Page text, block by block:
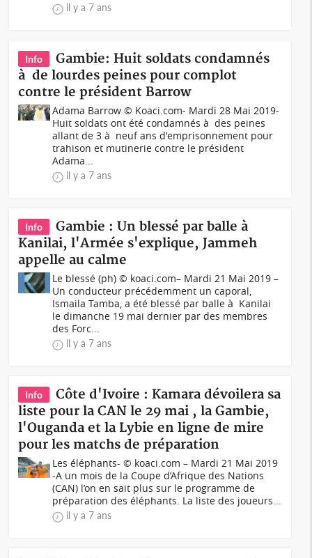
il y a 7 ans
Info
Gambie: Huit soldats condamnés
à de lourdes peines pour complot
contre le président Barrow
Adama Barrow © Koaci.com- Mardi 28 Mai 2019-
Huit soldats ont été condamnés à des peines
allant de 3 à neuf ans d'emprisonnement pour
trahison et mutinerie contre le président
Adama...
il y a 7 ans
Info
Gambie : Un blessé par balle à
Kanilai, l'Armée s'explique, Jammeh
appelle au calme
Le blessé (ph) © koaci.com– Mardi 21 Mai 2019 –
Un conducteur précédemment un caporal,
Ismaila Tamba, a été blessé par balle à Kanilai
le dimanche 19 mai dernier par des membres
des Forc...
il y a 7 ans
Info
Côte d'Ivoire : Kamara dévoilera sa
liste pour la CAN le 29 mai , la Gambie,
l'Ouganda et la Lybie en ligne de mire
pour les matchs de préparation
Les éléphants- © koaci.com – Mardi 21 Mai 2019
-A un mois de la Coupe d’Afrique des Nations
(CAN) l’on en sait plus sur le programme de
préparation des éléphants. La liste des joueurs...
il y a 7 ans